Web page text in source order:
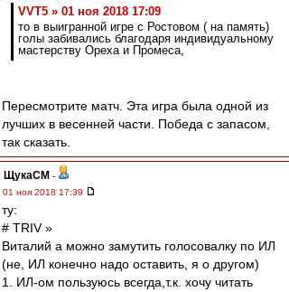
VVT5 » 01 ноя 2018 17:09
то в выигранной игре с Ростовом ( на память)
голы забивались благодаря индивидуальному
мастерству Ореха и Промеса,
Пересмотрите матч. Эта игра была одной из
лучших в весенней части. Победа с запасом,
так сказать.
ЩукаСМ -
01 ноя 2018 17:39
ту:
# TRIV »
Виталий а можно замутить голосовалку по ИЛ
(не, ИЛ конечно надо оставить, я о другом)
1. ИЛ-ом пользуюсь всегда,т.к. хочу читать